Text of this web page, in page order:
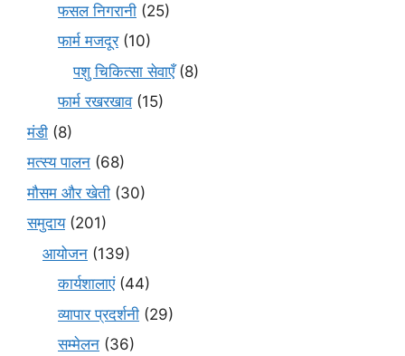
फसल निगरानी (25)
फार्म मजदूर(10)
पशु चिकित्सा सेवाएँ(8)
फार्म रखरखाव(15)
मंडी (8)
मत्स्य पालन (68)
मौसम और खेती (30)
समुदाय(201)
आयोजन (139)
कार्यशालाएं(44)
व्यापार प्रदर्शनी (29)
सम्मेलन (36)